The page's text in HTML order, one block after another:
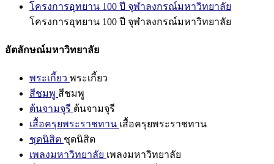
โครงการอุทยาน 100 ปี จุฬาลงกรณ์มหาวิทยาลัย
โครงการอุทยาน 100 ปี จุฬาลงกรณ์มหาวิทยาลัย
อัตลักษณ์มหาวิทยาลัย
พระเกี้ยว พระเกี้ยว
สีชมพู สีชมพู
ต้นจามจุรี ต้นจามจุรี
เสื้อครุยพระราชทาน เสื้อครุยพระราชทาน
ชุดนิสิต ชุดนิสิต
เพลงมหาวิทยาลัย เพลงมหาวิทยาลัย